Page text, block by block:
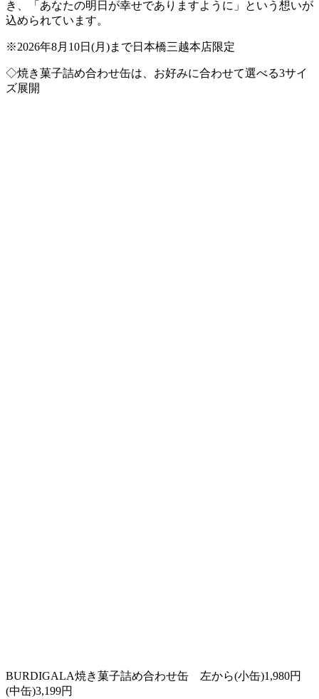
き、「あなたの明日が幸せでありますように」という想いが
込められています。
※2026年8月10日(月)まで日本橋三越本店限定
◇焼き菓子詰め合わせ缶は、お好みに合わせて選べる3サイ
ズ展開
BURDIGALA焼き菓子詰め合わせ缶 左から(小缶)1,980円
(中缶)3,199円